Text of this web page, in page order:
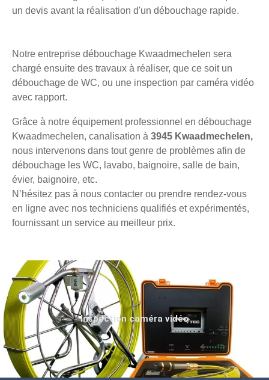
un devis avant la réalisation d'un débouchage rapide.
Notre entreprise débouchage Kwaadmechelen sera
chargé ensuite des travaux à réaliser, que ce soit un
débouchage de WC, ou une inspection par caméra vidéo
avec rapport.
Grâce à notre équipement professionnel en débouchage
Kwaadmechelen, canalisation à 3945 Kwaadmechelen,
nous intervenons dans tout genre de problèmes afin de
débouchage les WC, lavabo, baignoire, salle de bain,
évier, baignoire, etc.
N’hésitez pas à nous contacter ou prendre rendez-vous
en ligne avec nos techniciens qualifiés et expérimentés,
fournissant un service au meilleur prix.
Inspection caméra vidéo